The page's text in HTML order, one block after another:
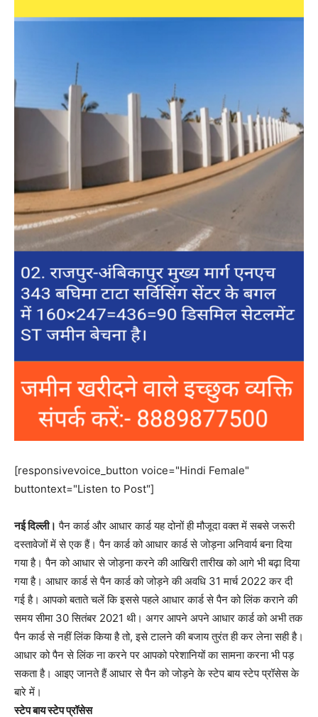
[responsivevoice_button voice="Hindi Female"
buttontext="Listen to Post"]
नई दिल्ली। पैन कार्ड और आधार कार्ड यह दोनों ही मौजूदा वक्त में सबसे जरूरी
दस्तावेजों में से एक हैं। पैन कार्ड को आधार कार्ड से जोड़ना अनिवार्य बना दिया
गया है। पैन को आधार से जोड़ना करने की आखिरी तारीख को आगे भी बढ़ा दिया
गया है। आधार कार्ड से पैन कार्ड को जोड़ने की अवधि 31 मार्च 2022 कर दी
गई है। आपको बताते चलें कि इससे पहले आधार कार्ड से पैन को लिंक कराने की
समय सीमा 30 सितंबर 2021 थी। अगर आपने अपने आधार कार्ड को अभी तक
पैन कार्ड से नहीं लिंक किया है तो, इसे टालने की बजाय तुरंत ही कर लेना सही है।
आधार को पैन से लिंक ना करने पर आपको परेशानियों का सामना करना भी पड़
सकता है। आइए जानते हैं आधार से पैन को जोड़ने के स्टेप बाय स्टेप प्रॉसेस के
बारे में।
स्टेप बाय स्टेप प्रॉसेस